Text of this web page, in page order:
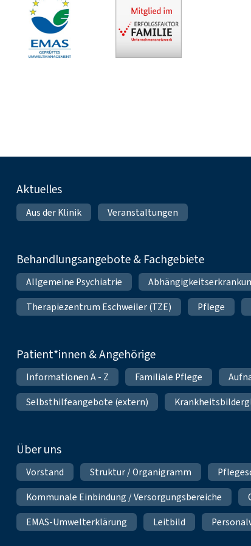
Fußnavigation
Aktuelles
Aus der Klinik Veranstaltungen
Behandlungsangebote & Fachgebiete
Allgemeine Psychiatrie
Therapiezentrum Eschweiler (TZE)
Pflege
Patient*innen & Angehörige
Informationen A - Z Familiale Pflege
Selbsthilfeangebote (extern)
Über uns
Vorstand Struktur / Organigramm
Kommunale Einbindung / Versorgungsbereiche
EMAS-Umwelterklärung
Leitbild